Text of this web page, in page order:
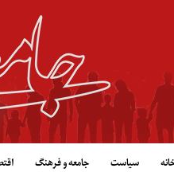
سیاست جامعه و فرهنگ